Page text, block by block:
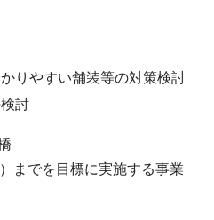
りやすい舗装等の対策検討
討
までを目標に実施する事業